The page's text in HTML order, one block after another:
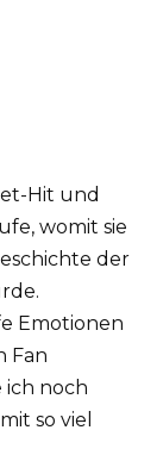
Hit und
womit sie
der
Emotionen
Fan
ich noch
so viel